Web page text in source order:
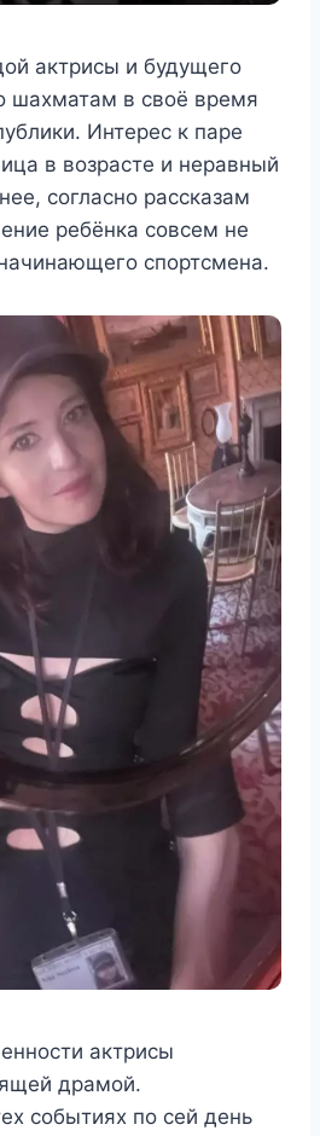
актрисы и будущего
шахматам в своё время
Интерес к паре
в возрасте и неравный
согласно рассказам
ребёнка совсем не
спортсмена.
актрисы
драмой.
событиях по сей день